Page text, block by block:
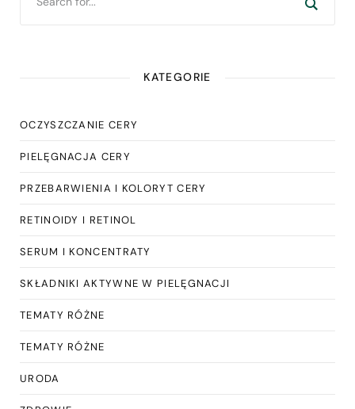
KATEGORIE
OCZYSZCZANIE CERY
PIELĘGNACJA CERY
PRZEBARWIENIA I KOLORYT CERY
RETINOIDY I RETINOL
SERUM I KONCENTRATY
SKŁADNIKI AKTYWNE W PIELĘGNACJI
TEMATY RÓŻNE
TEMATY RÓŻNE
URODA